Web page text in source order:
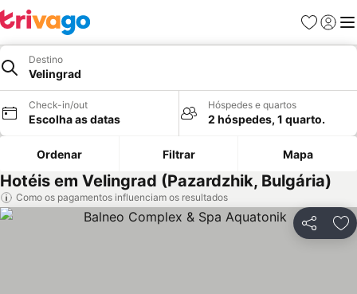
Favoritos
Iniciar
Destino
Velingrad
Check-in/out
Escolha as datas
Hóspedes e quartos
2 hóspedes, 1 quarto.
Ordenar Filtrar Mapa
Hotéis em Velingrad (Pazardzhik, Bulgária)
Como os pagamentos influenciam os resultados
Partilhar